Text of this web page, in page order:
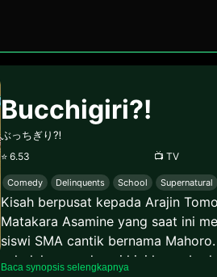
Bucchigiri?!
ぶっちぎり⁈
⭐ 6.53 📺 TV
Comedy Delinquents School Supernatural
Kisah berpusat kepada Arajin
Matakara Asamine yang saat ini
siswi SMA cantik bernama
sekolah yang damai kini harus
Baca synopsis selengkapnya